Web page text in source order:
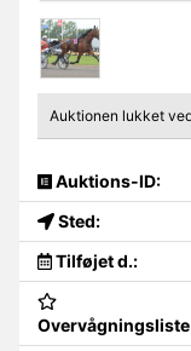
Auktionen lukket
Auktions-ID:
Sted:
Tilføjet d.: